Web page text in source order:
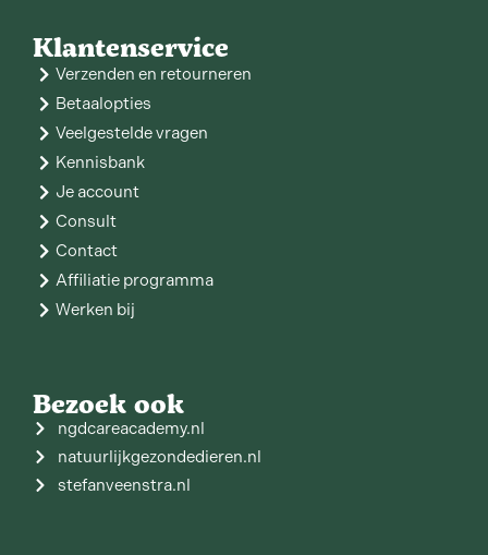
Klantenservice
Verzenden en retourneren
Betaalopties
Veelgestelde vragen
Kennisbank
Je account
Consult
Contact
Affiliatie programma
Werken bij
Bezoek ook
ngdcareacademy.nl
natuurlijkgezondedieren.nl
stefanveenstra.nl